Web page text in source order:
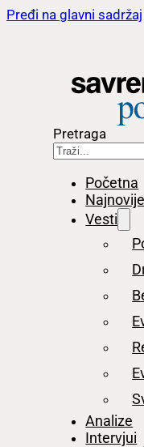
Pređi na glavni sadržaj
Pretraga
Početna
Najnovije
Vesti
Analize
Intervjui